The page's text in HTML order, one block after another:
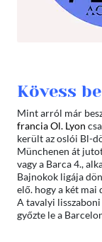
Kövess
Mint arról már
francia Ol. Lyon
került az oslói Bl-
Münchenen át
vagy a Barca 4.,
Bajnokok ligája
elő. hogy a két mai
A tavalyi
győzte le a